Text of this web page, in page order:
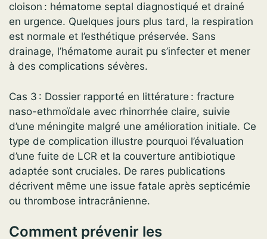
cloison : hématome septal diagnostiqué et drainé
en urgence. Quelques jours plus tard, la respiration
est normale et l’esthétique préservée. Sans
drainage, l’hématome aurait pu s’infecter et mener
à des complications sévères.
Cas 3 : Dossier rapporté en littérature : fracture
naso-ethmoïdale avec rhinorrhée claire, suivie
d’une méningite malgré une amélioration initiale. Ce
type de complication illustre pourquoi l’évaluation
d’une fuite de LCR et la couverture antibiotique
adaptée sont cruciales. De rares publications
décrivent même une issue fatale après septicémie
ou thrombose intracrânienne.
Comment prévenir les